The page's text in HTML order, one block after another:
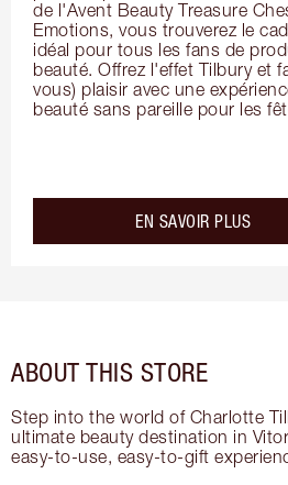
de l'Avent Beauty Treasure
Emotions, vous trouverez le
idéal pour tous les fans de
beauté. Offrez l'effet Tilbury et
vous) plaisir avec une
beauté sans pareille pour les
EN SAVOIR PLUSabout
ABOUT THIS STORE
Step into the world of Charlotte
ultimate beauty destination in
easy-to-use, easy-to-gift